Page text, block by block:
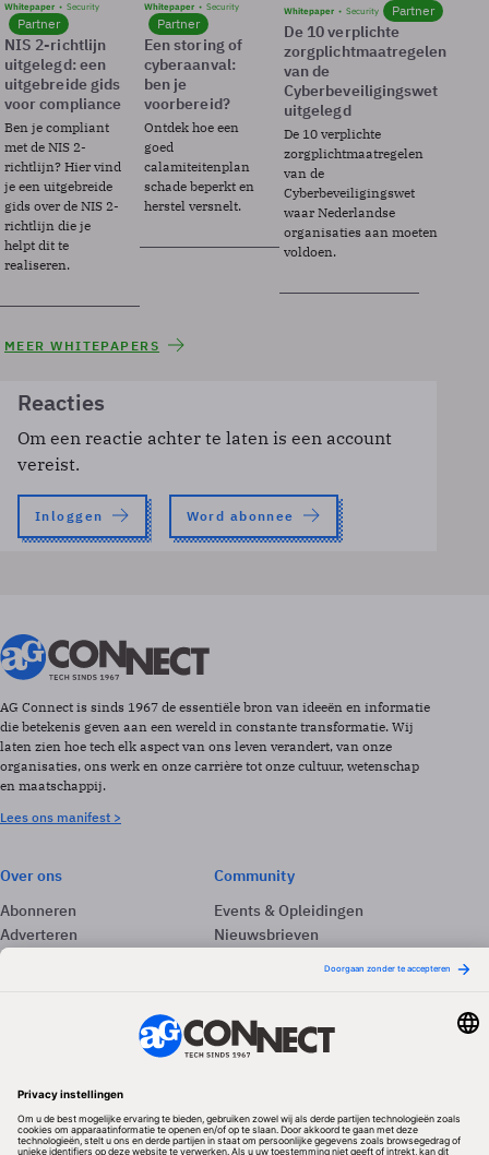
Whitepaper Security
Partner
NIS 2-richtlijn
uitgelegd: een
uitgebreide gids
voor compliance
Ben je compliant
met de NIS 2-
richtlijn? Hier vind
je een uitgebreide
gids over de NIS 2-
richtlijn die je
helpt dit te
realiseren.
Whitepaper Security
Partner
Een storing of
cyberaanval:
ben je
voorbereid?
Ontdek hoe een
goed
calamiteitenplan
schade beperkt en
herstel versnelt.
Whitepaper Security Partner
De 10 verplichte
zorgplichtmaatregelen
van de
Cyberbeveiligingswet
uitgelegd
De 10 verplichte
zorgplichtmaatregelen
van de
Cyberbeveiligingswet
waar Nederlandse
organisaties aan moeten
voldoen.
MEER WHITEPAPERS
Reacties
Om een reactie achter te laten is een account
vereist.
Inloggen Word abonnee
AG Connect is sinds 1967 de essentiële bron van ideeën en informatie
die betekenis geven aan een wereld in constante transformatie. Wij
laten zien hoe tech elk aspect van ons leven verandert, van onze
organisaties, ons werk en onze carrière tot onze cultuur, wetenschap
en maatschappij.
Lees ons manifest >
Over ons
Abonneren
Adverteren
Contact
Community
Events & Opleidingen
Nieuwsbrieven